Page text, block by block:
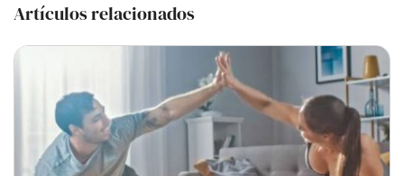
Artículos relacionados